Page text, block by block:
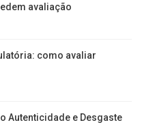
avaliação
como avaliar
Autenticidade e Desgaste